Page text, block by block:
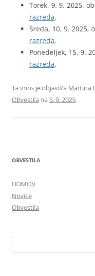
Torek, 9. 9. 2025,
razreda.
Sreda, 10. 9. 2025,
razreda.
Ponedeljek, 15. 9.
razreda.
Ta vnos je objavil/a Martina
Obvestila na 5. 9. 2025.
OBVESTILA
DOMOV
Novice
Obvestila